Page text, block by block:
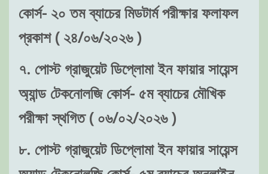
কোর্স- ২০ তম ব্যাচের মিডটার্ম পরীক্ষার ফলাফল
প্রকাশ ( ২৪/০৬/২০২৬ )
৭. পোস্ট গ্রাজুয়েট ডিপ্লোমা ইন ফায়ার সায়েন্স
অ্যান্ড টেকনোলজি কোর্স- ৫ম ব্যাচের মৌখিক
পরীক্ষা স্থগিত ( ০৬/০২/২০২৬ )
৮. পোস্ট গ্রাজুয়েট ডিপ্লোমা ইন ফায়ার সায়েন্স